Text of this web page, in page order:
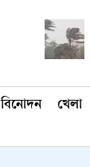
বিনোদন খেলা